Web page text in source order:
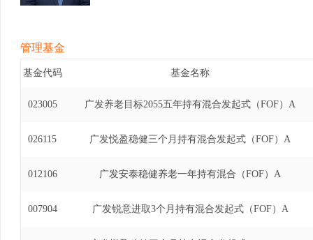
管理基金
基金代码 基金名称
023005 广发养老目标2055五年持有混合发起式（FOF）A
026115 广发悦盈稳健三个月持有混合发起式（FOF）A
012106 广发安泰稳健养老一年持有混合（FOF）A
007904 广发锐意进取3个月持有混合发起式（FOF）A